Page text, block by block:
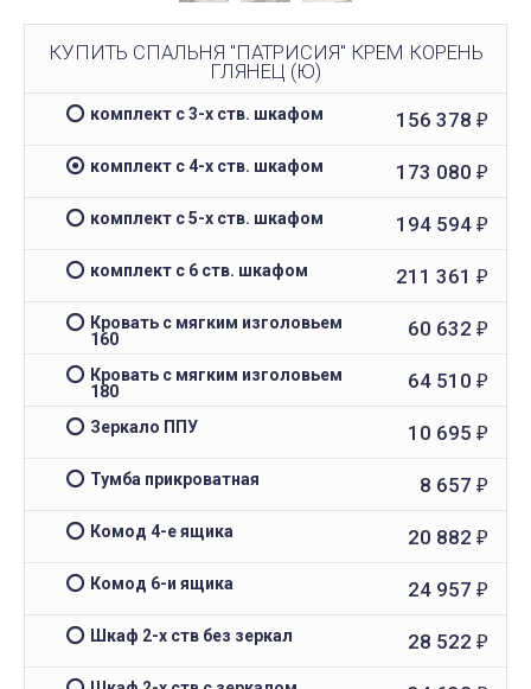
КУПИТЬ СПАЛЬНЯ "ПАТРИСИЯ" КРЕМ КОРЕНЬ
ГЛЯНЕЦ (Ю)
комплект с 3-х ств. шкафом 156 378 ₽
комплект с 4-х ств. шкафом 173 080 ₽
комплект с 5-х ств. шкафом 194 594 ₽
комплект с 6 ств. шкафом 211 361 ₽
Кровать с мягким изголовьем
160
60 632 ₽
Кровать с мягким изголовьем
180
64 510 ₽
Зеркало ППУ 10 695 ₽
Тумба прикроватная 8 657 ₽
Комод 4-е ящика 20 882 ₽
Комод 6-и ящика 24 957 ₽
Шкаф 2-х ств без зеркал 28 522 ₽